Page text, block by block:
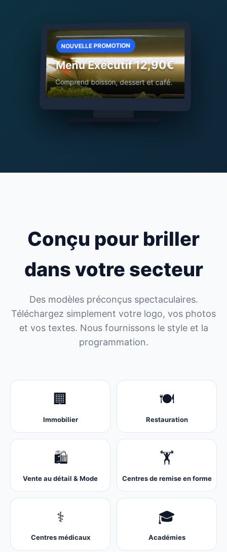
NOUVELLE PROMOTION
Menu Exécutif 12,90€
Comprend boisson, dessert et café.
Conçu pour briller
dans votre secteur
Des modèles préconçus spectaculaires.
Téléchargez simplement votre logo, vos photos
et vos textes. Nous fournissons le style et la
programmation.
🏢
Immobilier
🍽️
Restauration
🛍️
Vente au détail & Mode
🏋️
Centres de remise en forme
⚕️
Centres médicaux
🎓
Académies